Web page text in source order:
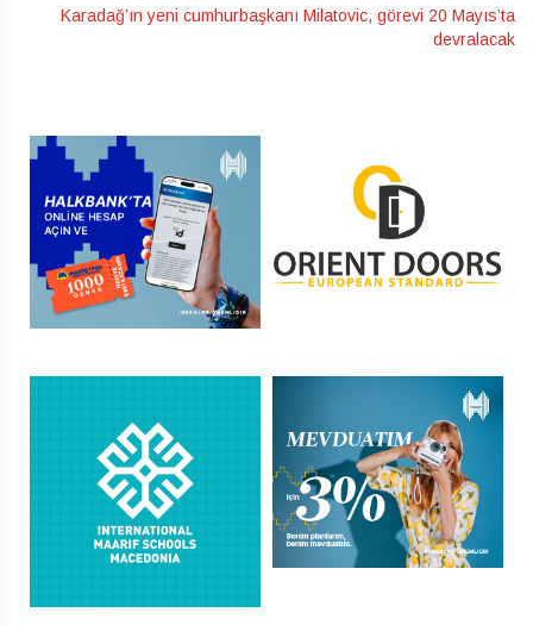
Karadağ’ın yeni cumhurbaşkanı Milatovic, görevi 20 Mayıs’ta
devralacak